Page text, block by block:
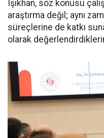
Işıkhan, söz konusu
araştırma değil; aynı
süreçlerine de katkı
olarak